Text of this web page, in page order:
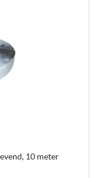
10 meter